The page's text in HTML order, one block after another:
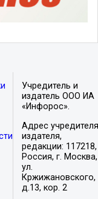
Учредитель и
издатель ООО ИА
«Инфорос».
Адрес
издателя,
редакции: 117218,
Россия, г. Москва,
ул.
Кржижановского,
д.13, кор. 2